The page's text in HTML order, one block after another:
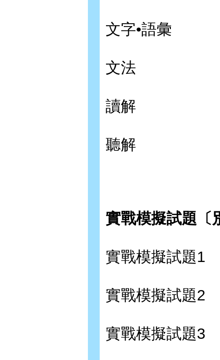
文字•語彙
文法
讀解
聽解
實戰模擬試題〔
實戰模擬試題1
實戰模擬試題2
實戰模擬試題3